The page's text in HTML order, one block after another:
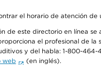
el horario de atención
de este directorio en línea
el profesional de la
y del habla: 1-800-464-
web (en inglés).